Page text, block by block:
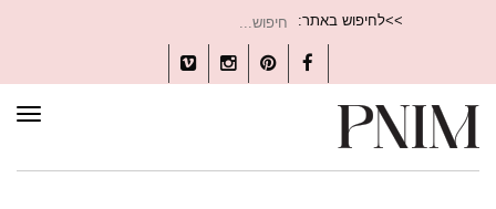
>>לחיפוש באתר:
עבור:
Facebook
Pinterest
Instagram
Vimeo